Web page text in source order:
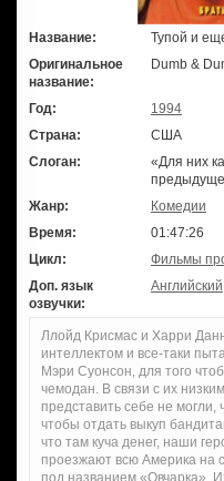
Название:
Тупой и
Оригинальное
название:
Dumb &
Год:
1994
Страна:
США
Слоган:
«Для них
Жанр:
Комедии
Время:
01:47:26
Цикл:
Фильмы
Доп. язык
озвучки:
Английский
Ллойд Крисмас и Харри
интеллектом и все-таки
Мэри Суонсон, для того
чемодан. В связи с их
представить себе не
чтобы отдать выкуп
что там куча денег, наши
проезжают всю Америка на
под названием «Овчарка».